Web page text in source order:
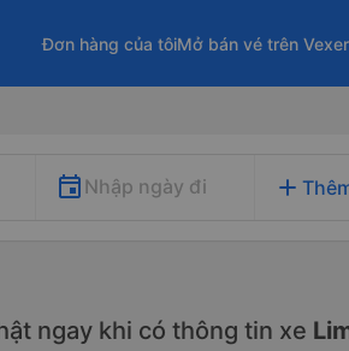
Đơn hàng của tôiMở bán vé trên
Nhập ngày đi add
ngay khi có thông tin xe